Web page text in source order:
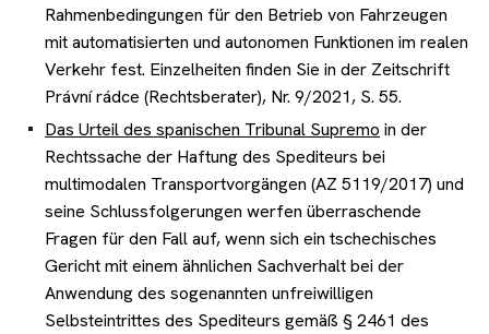
Rahmenbedingungen für den Betrieb von Fahrzeugen
mit automatisierten und autonomen Funktionen im realen
Verkehr fest. Einzelheiten finden Sie in der Zeitschrift
Právní rádce (Rechtsberater), Nr. 9/2021, S. 55.
Das Urteil des spanischen Tribunal Supremo in der
Rechtssache der Haftung des Spediteurs bei
multimodalen Transportvorgängen (AZ 5119/2017) und
seine Schlussfolgerungen werfen überraschende
Fragen für den Fall auf, wenn sich ein tschechisches
Gericht mit einem ähnlichen Sachverhalt bei der
Anwendung des sogenannten unfreiwilligen
Selbsteintrittes des Spediteurs gemäß § 2461 des